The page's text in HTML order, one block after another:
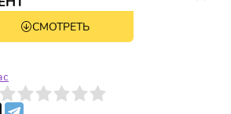
СМОТРЕТЬ
10